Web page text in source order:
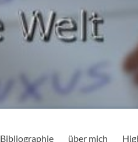
Bibliographie über mich